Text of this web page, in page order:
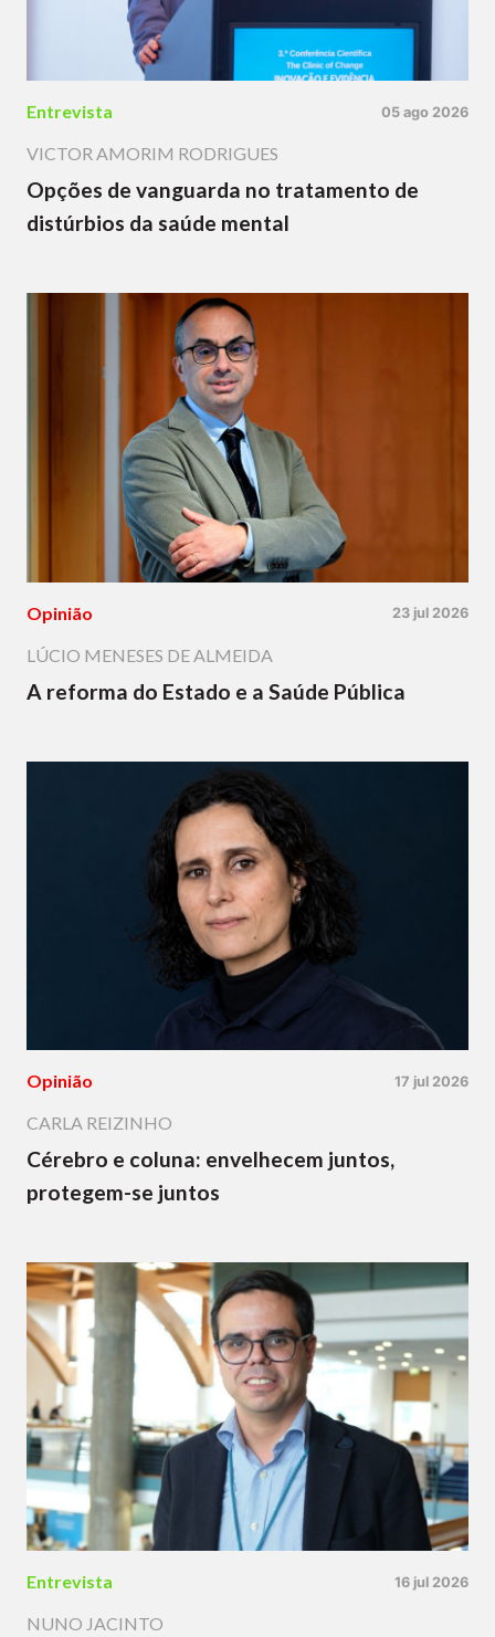
Entrevista 05 ago 2026
VICTOR AMORIM RODRIGUES
Opções de vanguarda no tratamento de
distúrbios da saúde mental
Opinião 23 jul 2026
LÚCIO MENESES DE ALMEIDA
A reforma do Estado e a Saúde Pública
Opinião 17 jul 2026
CARLA REIZINHO
Cérebro e coluna: envelhecem juntos,
protegem-se juntos
Entrevista 16 jul 2026
NUNO JACINTO